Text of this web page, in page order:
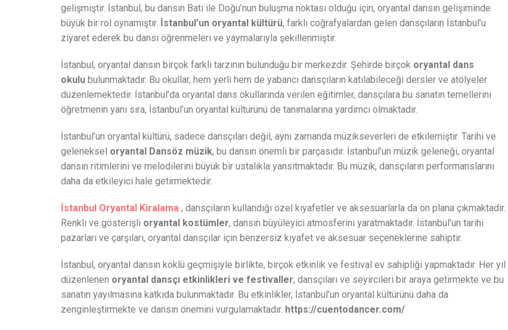
gelişmiştir. İstanbul, bu dansın Batı ile Doğu’nun buluşma noktası olduğu için, oryantal dansın gelişiminde
büyük bir rol oynamıştır. İstanbul’un oryantal kültürü, farklı coğrafyalardan gelen dansçıların İstanbul’u
ziyaret ederek bu dansı öğrenmeleri ve yaymalarıyla şekillenmiştir.
İstanbul, oryantal dansın birçok farklı tarzının bulunduğu bir merkezdir. Şehirde birçok oryantal dans
okulu bulunmaktadır. Bu okullar, hem yerli hem de yabancı dansçıların katılabileceği dersler ve atölyeler
düzenlemektedir. İstanbul’da oryantal dans okullarında verilen eğitimler, dansçılara bu sanatın temellerini
öğretmenin yanı sıra, İstanbul’un oryantal kültürünü de tanımalarına yardımcı olmaktadır.
İstanbul’un oryantal kültürü, sadece dansçıları değil, aynı zamanda müzikseverleri de etkilemiştir. Tarihi ve
geleneksel oryantal Dansöz müzik, bu dansın önemli bir parçasıdır. İstanbul’un müzik geleneği, oryantal
dansın ritimlerini ve melodilerini büyük bir ustalıkla yansıtmaktadır. Bu müzik, dansçıların performanslarını
daha da etkileyici hale getirmektedir.
İstanbul Oryantal Kiralama , dansçıların kullandığı özel kıyafetler ve aksesuarlarla da ön plana çıkmaktadır.
Renkli ve gösterişli oryantal kostümler, dansın büyüleyici atmosferini yaratmaktadır. İstanbul’un tarihi
pazarları ve çarşıları, oryantal dansçılar için benzersiz kıyafet ve aksesuar seçeneklerine sahiptir.
İstanbul, oryantal dansın köklü geçmişiyle birlikte, birçok etkinlik ve festival ev sahipliği yapmaktadır. Her yıl
düzenlenen oryantal dansçı etkinlikleri ve festivaller, dansçıları ve seyircileri bir araya getirmekte ve bu
sanatın yayılmasına katkıda bulunmaktadır. Bu etkinlikler, İstanbul’un oryantal kültürünü daha da
zenginleştirmekte ve dansın önemini vurgulamaktadır. https://cuentodancer.com/